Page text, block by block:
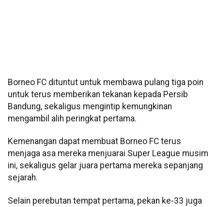
Borneo FC dituntut untuk membawa pulang tiga poin
untuk terus memberikan tekanan kepada Persib
Bandung, sekaligus mengintip kemungkinan
mengambil alih peringkat pertama.
Kemenangan dapat membuat Borneo FC terus
menjaga asa mereka menjuarai Super League musim
ini, sekaligus gelar juara pertama mereka sepanjang
sejarah.
Selain perebutan tempat pertama, pekan ke-33 juga